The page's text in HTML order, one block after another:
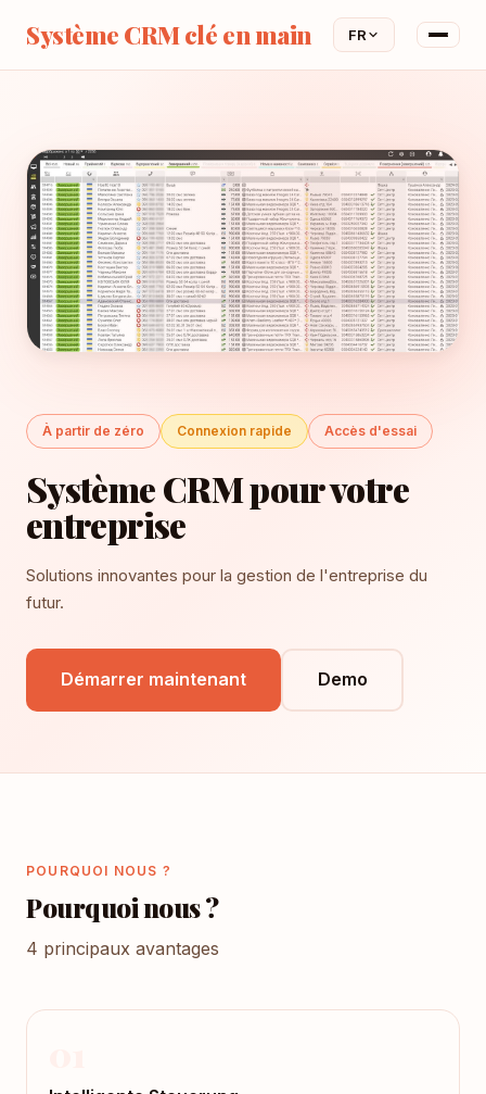
Système CRM clé en main FR
À partir de zéro Connexion rapide Accès d'essai
Système CRM pour votre
entreprise
Solutions innovantes pour la gestion de l'entreprise du
futur.
Démarrer maintenant Demo
POURQUOI NOUS ?
Pourquoi nous ?
4 principaux avantages